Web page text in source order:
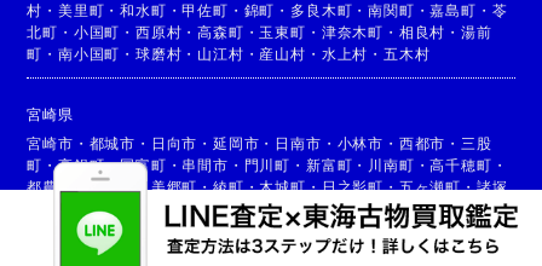
村 ・美里町 ・和水町 ・甲佐町 ・ 錦町 ・ 多良木町 ・南関町 ・嘉島町 ・ 苓
北町 ・ 小国町 ・西原村 ・高森町 ・ 玉東町 ・ 津奈木町 ・ 相良村 ・ 湯前
町 ・南小国町 ・球磨村 ・ 山江村 ・ 産山村 ・ 水上村 ・ 五木村
宮崎県
宮崎市 ・ 都城市 ・ 日向市 ・延岡市 ・ 日南市 ・ 小林市 ・ 西都市 ・ 三股
町 ・高鍋町・国富町 ・ 串間市 ・ 門川町 ・ 新富町 ・ 川南町 ・高千穂町 ・
都農町
高原町 ・美郷町・綾町・木城町・日之影町・五ヶ瀬町・諸塚
椎葉村・ 西米良村